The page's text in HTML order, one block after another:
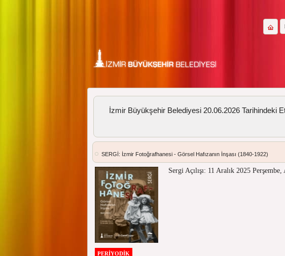
İzmir Büyükşehir Belediyesi 20.06.2026 Tarihindeki
SERGİ: İzmir Fotoğrafhanesi - Görsel Hafızanın İnşası (1840-1922)
Sergi Açılışı: 11 Aralık 2025
PERİYODİK